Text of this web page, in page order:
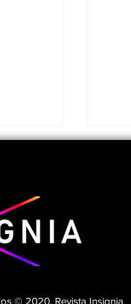
el
© 2020. Revista Insignia